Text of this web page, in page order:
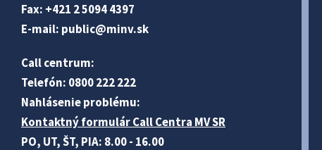
Fax: +421 2 5094 4397
E-mail: public@minv.sk
Call centrum:
Telefón: 0800 222 222
Nahlásenie problému:
Kontaktný formulár Call Centra MV SR
PO, UT, ŠT, PIA: 8.00 - 16.00